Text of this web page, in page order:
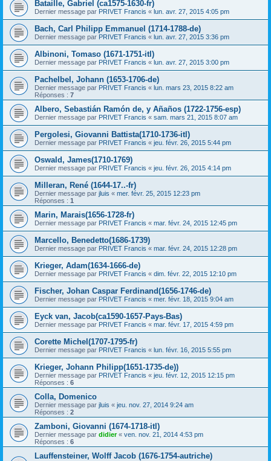
Bataille, Gabriel (ca1575-1630-fr)
Dernier message par PRIVET Francis « lun. avr. 27, 2015 4:05 pm
Bach, Carl Philipp Emmanuel (1714-1788-de)
Dernier message par PRIVET Francis « lun. avr. 27, 2015 3:36 pm
Albinoni, Tomaso (1671-1751-itl)
Dernier message par PRIVET Francis « lun. avr. 27, 2015 3:00 pm
Pachelbel, Johann (1653-1706-de)
Dernier message par PRIVET Francis « lun. mars 23, 2015 8:22 am
Réponses : 7
Albero, Sebastián Ramón de, y Añaños (1722-1756-esp)
Dernier message par PRIVET Francis « sam. mars 21, 2015 8:07 am
Pergolesi, Giovanni Battista(1710-1736-itl)
Dernier message par PRIVET Francis « jeu. févr. 26, 2015 5:44 pm
Oswald, James(1710-1769)
Dernier message par PRIVET Francis « jeu. févr. 26, 2015 4:14 pm
Milleran, René (1644-17..-fr)
Dernier message par jluis « mer. févr. 25, 2015 12:23 pm
Réponses : 1
Marin, Marais(1656-1728-fr)
Dernier message par PRIVET Francis « mar. févr. 24, 2015 12:45 pm
Marcello, Benedetto(1686-1739)
Dernier message par PRIVET Francis « mar. févr. 24, 2015 12:28 pm
Krieger, Adam(1634-1666-de)
Dernier message par PRIVET Francis « dim. févr. 22, 2015 12:10 pm
Fischer, Johan Caspar Ferdinand(1656-1746-de)
Dernier message par PRIVET Francis « mer. févr. 18, 2015 9:04 am
Eyck van, Jacob(ca1590-1657-Pays-Bas)
Dernier message par PRIVET Francis « mar. févr. 17, 2015 4:59 pm
Corette Michel(1707-1795-fr)
Dernier message par PRIVET Francis « lun. févr. 16, 2015 5:55 pm
Krieger, Johann Philipp(1651-1735-de))
Dernier message par PRIVET Francis « jeu. févr. 12, 2015 12:15 pm
Réponses : 6
Colla, Domenico
Dernier message par jluis « jeu. nov. 27, 2014 9:24 am
Réponses : 2
Zamboni, Giovanni (1674-1718-itl)
Dernier message par didier« ven. nov. 21, 2014 4:53 pm
Réponses : 6
Lauffensteiner, Wolff Jacob (1676-1754-autriche)